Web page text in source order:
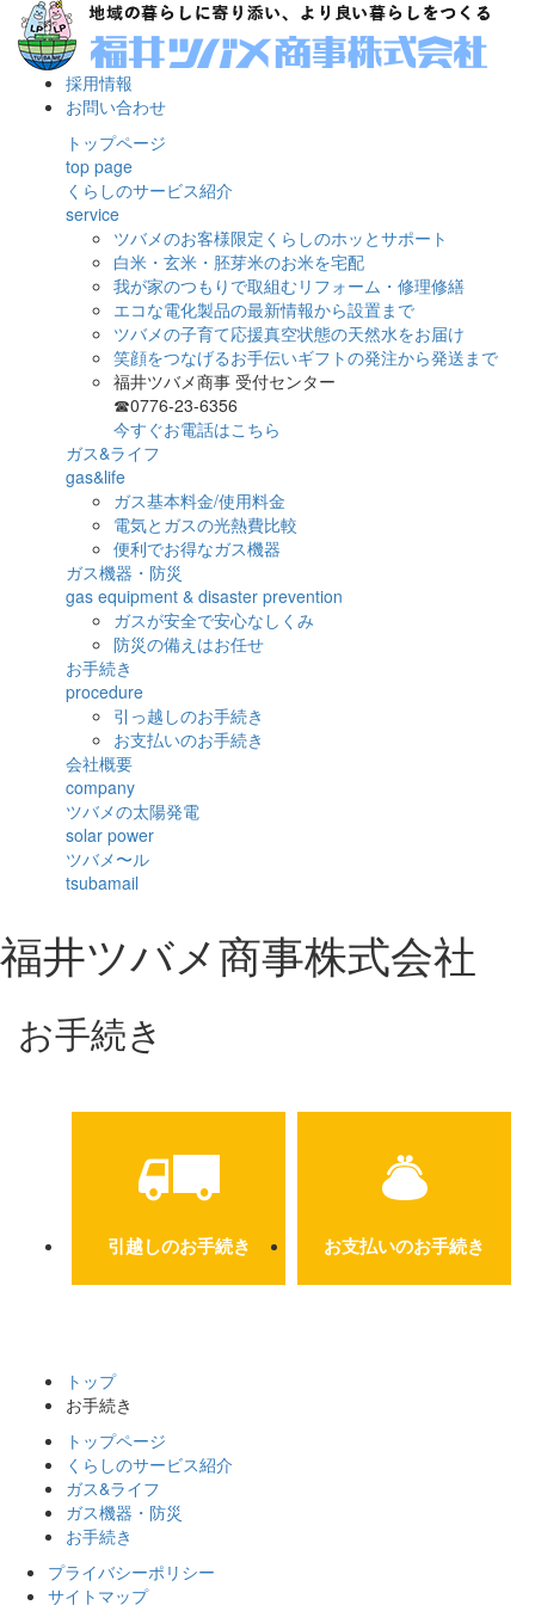
採用情報
お問い合わせ
トップページ
top page
くらしのサービス紹介
service
ツバメのお客様限定くらしのホッとサポート
白米・玄米・胚芽米のお米を宅配
我が家のつもりで取組むリフォーム・修理修繕
エコな電化製品の最新情報から設置まで
ツバメの子育て応援真空状態の天然水をお届け
笑顔をつなげるお手伝いギフトの発注から発送まで
福井ツバメ商事 受付センター
☎0776-23-6356
今すぐお電話はこちら
ガス&ライフ
gas&life
ガス基本料金/使用料金
電気とガスの光熱費比較
便利でお得なガス機器
ガス機器・防災
gas equipment & disaster prevention
ガスが安全で安心なしくみ
防災の備えはお任せ
お手続き
procedure
引っ越しのお手続き
お支払いのお手続き
会社概要
company
ツバメの太陽発電
solar power
ツバメ〜ル
tsubamail
福井ツバメ商事株式会社
お手続き
引越しのお手続き お支払いのお手続き
トップ
お手続き
トップページ
くらしのサービス紹介
ガス&ライフ
ガス機器・防災
お手続き
プライバシーポリシー
サイトマップ